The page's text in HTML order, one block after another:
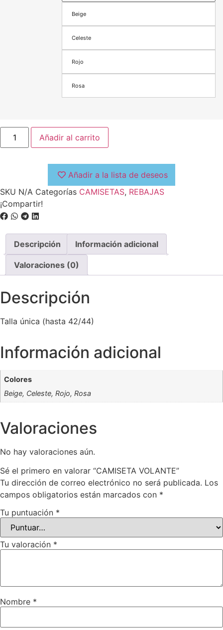
Beige
Celeste
Rojo
Rosa
Añadir al carrito
Añadir a la lista de deseos
SKU N/A Categorías CAMISETAS, REBAJAS
¡Compartir!
Descripción Información adicional
Valoraciones (0)
Descripción
Talla única (hasta 42/44)
Información adicional
Colores
Beige, Celeste, Rojo, Rosa
Valoraciones
No hay valoraciones aún.
Sé el primero en valorar “CAMISETA VOLANTE”
Tu dirección de correo electrónico no será publicada. Los
campos obligatorios están marcados con *
Tu puntuación *
Tu valoración *
Nombre *